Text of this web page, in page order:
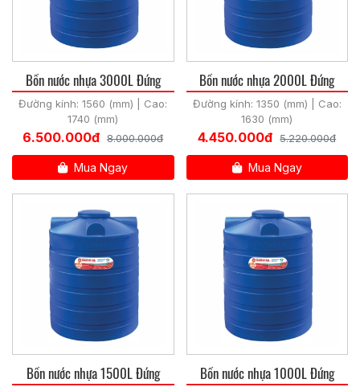
Bồn nước nhựa 3000L Đứng
Đường kính: 1560 (mm) | Cao:
1740 (mm)
6.500.000đ 8.000.000đ
Mua Ngay
Bồn nước nhựa 2000L Đứng
Đường kính: 1350 (mm) | Cao:
1630 (mm)
4.450.000đ 5.220.000đ
Mua Ngay
Bồn nước nhựa 1500L Đứng Bồn nước nhựa 1000L Đứng